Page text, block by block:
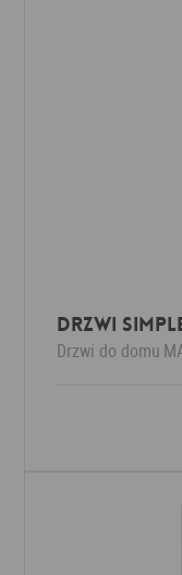
Drzwi
Drzwi do domu